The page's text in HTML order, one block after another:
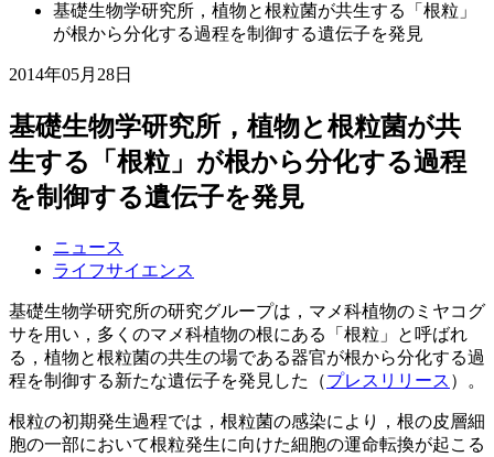
基礎生物学研究所，植物と根粒菌が共生する「根粒」
が根から分化する過程を制御する遺伝子を発見
2014年05月28日
基礎生物学研究所，植物と根粒菌が共
生する「根粒」が根から分化する過程
を制御する遺伝子を発見
ニュース
ライフサイエンス
基礎生物学研究所の研究グループは，マメ科植物のミヤコグ
サを用い，多くのマメ科植物の根にある「根粒」と呼ばれ
る，植物と根粒菌の共生の場である器官が根から分化する過
程を制御する新たな遺伝子を発見した（プレスリリース ）。
根粒の初期発生過程では，根粒菌の感染により，根の皮層細
胞の一部において根粒発生に向けた細胞の運命転換が起こる